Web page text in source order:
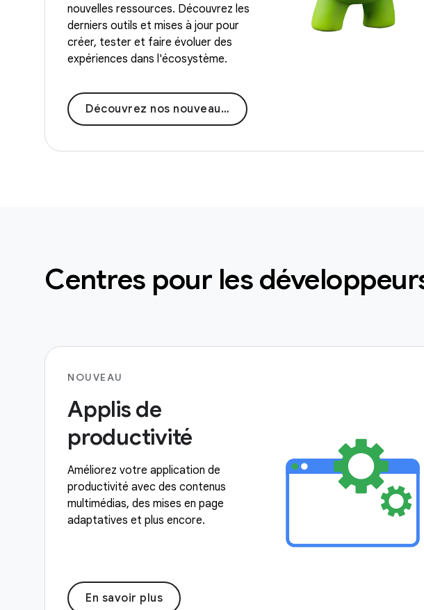
nouvelles ressources. Découvrez les
derniers outils et mises à jour pour
créer, tester et faire évoluer des
expériences dans l'écosystème.
Découvrez nos nouveautés !
Centres pour les
NOUVEAU
Applis de
productivité
Améliorez votre application de
productivité avec des contenus
multimédias, des mises en page
adaptatives et plus encore.
En savoir plus